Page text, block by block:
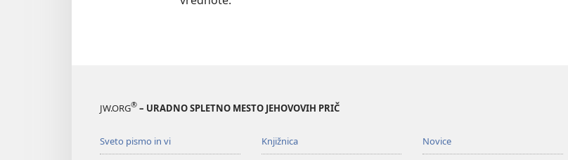
JW.ORG® – URADNO SPLETNO MESTO JEHOVOVIH PRIČ
Sveto pismo in vi Knjižnica Novice